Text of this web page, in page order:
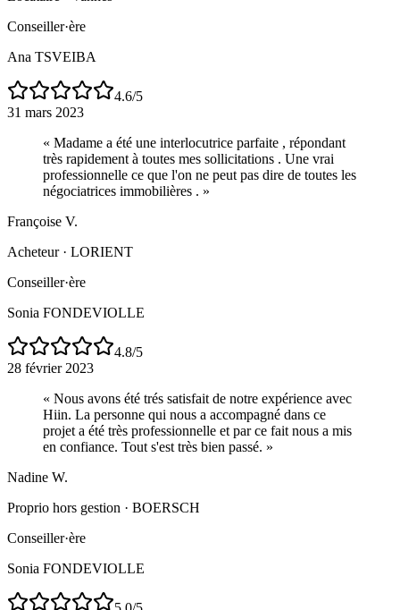
Conseiller·ère
Ana TSVEIBA
4.6/5
31 mars 2023
« Madame a été une interlocutrice parfaite , répondant
très rapidement à toutes mes sollicitations . Une vrai
professionnelle ce que l'on ne peut pas dire de toutes les
négociatrices immobilières . »
Françoise V.
Acheteur· LORIENT
Conseiller·ère
Sonia FONDEVIOLLE
4.8/5
28 février 2023
« Nous avons été trés satisfait de notre expérience avec
Hiin. La personne qui nous a accompagné dans ce
projet a été très professionnelle et par ce fait nous a mis
en confiance. Tout s'est très bien passé. »
Nadine W.
Proprio hors gestion · BOERSCH
Conseiller·ère
Sonia FONDEVIOLLE